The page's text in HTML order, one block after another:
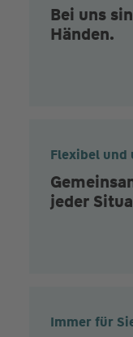
Bei uns
Händen.
Flexibel
jeder
Immer für